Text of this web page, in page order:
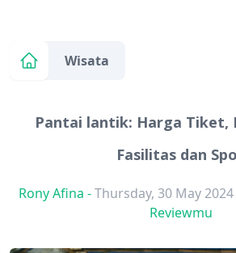
Wisata
Pantai lantik: Harga Tiket,
Fasilitas dan
Rony Afina -Thursday, 30 May
Reviewmu